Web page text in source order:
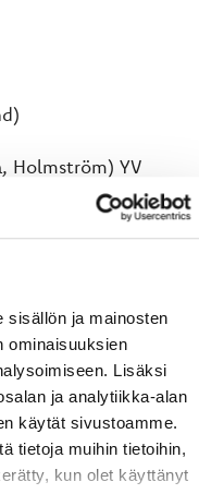
sisällön ja mainosten
ominaisuuksien
Lisäksi
ja analytiikka-alan
käytät sivustoamme.
tietoja muihin tietoihin,
kun olet käyttänyt
Holmström) YV
9 = 24